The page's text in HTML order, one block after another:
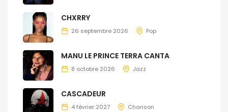
CHXRRY
26 septembre 2026 Pop
MANU LE PRINCE TERRA CANTA
8 octobre 2026 Jazz
CASCADEUR
4 février 2027 Chanson